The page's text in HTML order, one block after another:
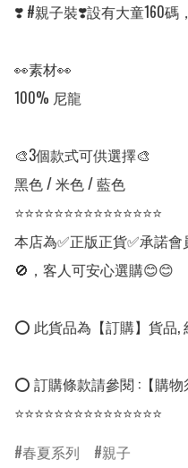
❣️ #親子裝❣️設有大童160碼
👀素材👀
100% 尼龍
🎨3個款式可供選擇🎨
黑色 / 米色 / 藍色
⭐⭐⭐⭐⭐⭐⭐⭐⭐⭐⭐⭐⭐⭐⭐
本店為✅正版正貨✅承諾
🚫，客人可安心選購😊😊
⭕ 此貨品為【訂購】貨品,
⭕ 訂購條款請參閱 :【購
⭐⭐⭐⭐⭐⭐⭐⭐⭐⭐⭐⭐⭐⭐⭐
春夏系列
親子